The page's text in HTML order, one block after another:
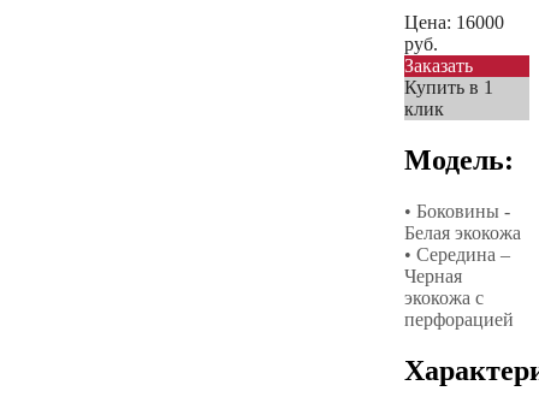
Цена: 16000
руб.
Заказать
Купить в 1
клик
Модель:
• Боковины -
Белая экокожа
• Середина –
Черная
экокожа с
перфорацией